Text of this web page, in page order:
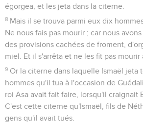
égorgea, et les jeta dans la citerne.
8 Mais il se trouva parmi eux dix
Ne nous fais pas mourir ; car nous
des provisions cachées de froment,
miel. Et il s'arrêta et ne les fit pas mourir
9 Or la citerne dans laquelle Ismaël jeta
hommes qu'il tua à l'occasion de
roi Asa avait fait faire, lorsqu'il craignait
C'est cette citerne qu'Ismaël, fils de
gens qu'il avait tués.